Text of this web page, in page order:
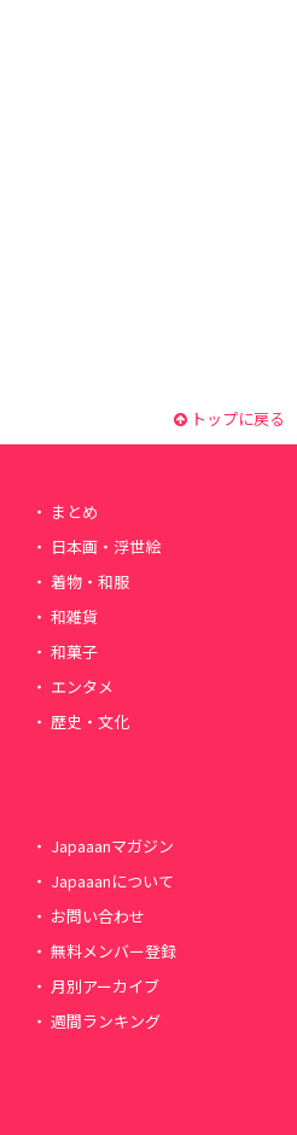
トップに戻る
まとめ
日本画・浮世絵
着物・和服
和雑貨
和菓子
エンタメ
歴史・文化
Japaaanマガジン
Japaaanについて
お問い合わせ
無料メンバー登録
月別アーカイブ
週間ランキング